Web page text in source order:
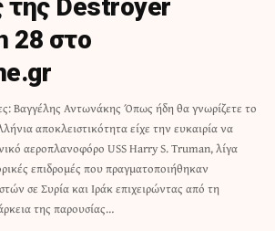
της Destroyer
28 στο
Βαγγέλης Αντωνάκης Όπως ήδη θα γνωρίζετε το
αποκλειστικότητα είχε την ευκαιρία να
αεροπλανοφόρο USS Harry S. Truman, λίγα
επιδρομές που πραγματοποιήθηκαν
σε Συρία και Ιράκ επιχειρώντας από τη
της παρουσίας…